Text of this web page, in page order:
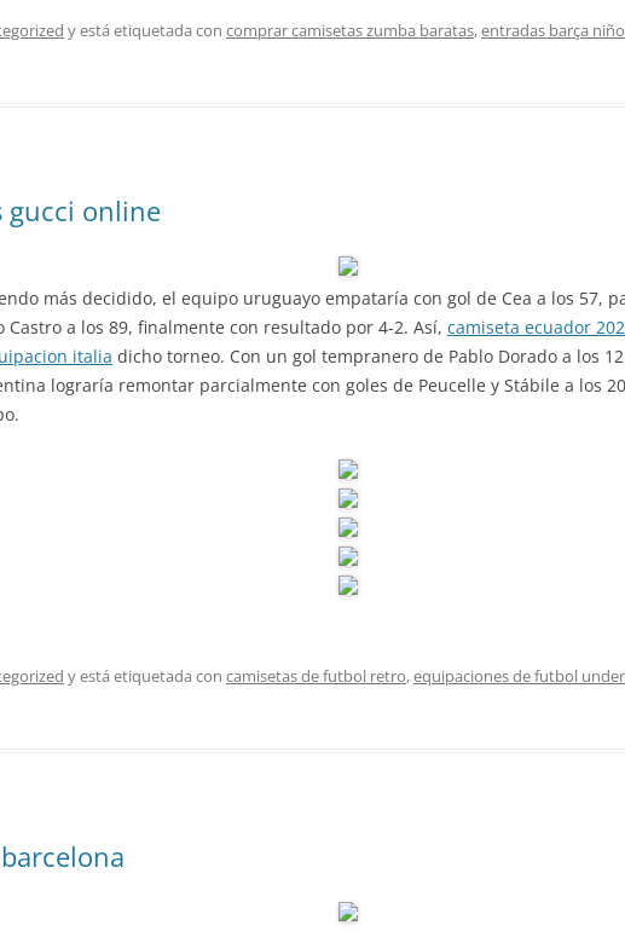
y está etiquetada con comprar camisetas zumba baratas,entradas barça
gucci online
más decidido, el equipo uruguayo empataría con gol de Cea a los 57,
a los 89, finalmente con resultado por 4-2. Así, camiseta ecuador
italia dicho torneo. Con un gol tempranero de Pablo Dorado a los
lograría remontar parcialmente con goles de Peucelle y Stábile a los
y está etiquetada con camisetas de futbol retro,equipaciones de futbol